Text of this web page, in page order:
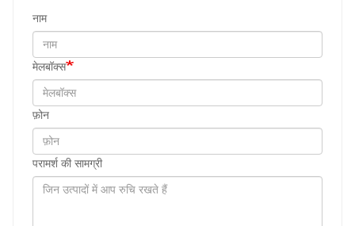
नाम
मेलबॉक्स
फ़ोन
परामर्श की सामग्री